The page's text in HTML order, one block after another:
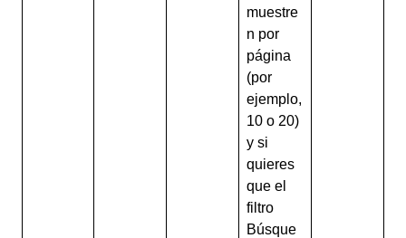
muestre
n por
página
(por
ejemplo,
10 o 20)
y si
quieres
que el
filtro
Búsque